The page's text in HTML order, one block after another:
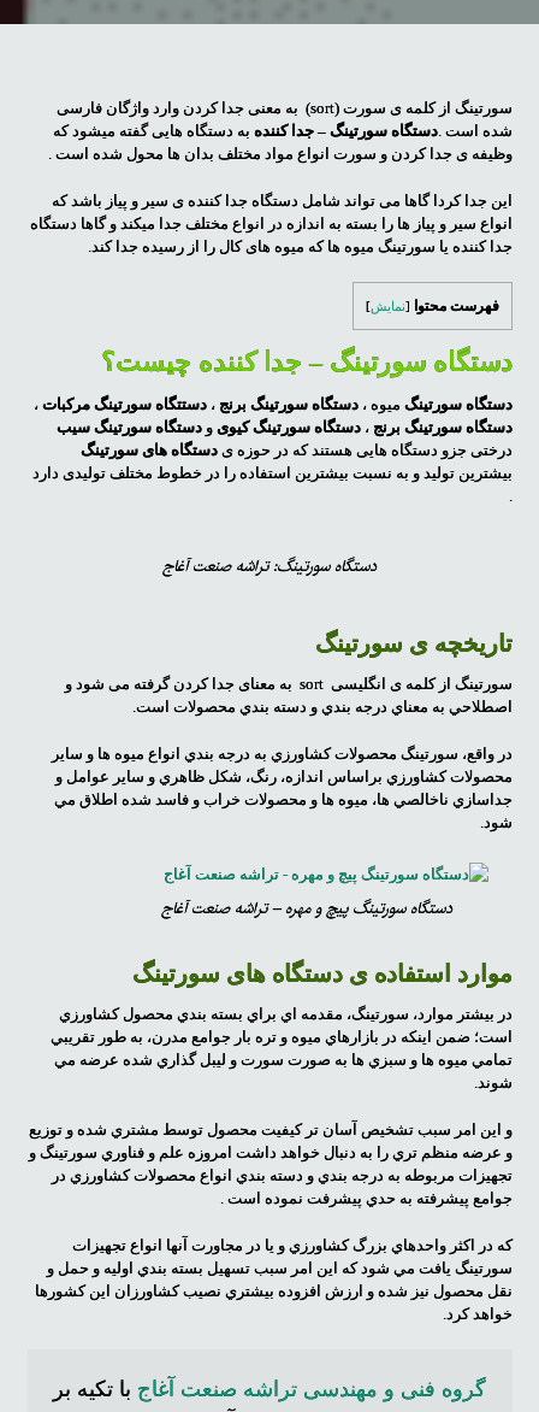
سورتینگ از کلمه ی سورت (sort) به معنی جدا کردن وارد واژگان فارسی
شده است .دستگاه سورتینگ – جدا کننده به دستگاه هایی گفته میشود که
وظیفه ی جدا کردن و سورت انواع مواد مختلف بدان ها محول شده است .
این جدا کردا گاها می تواند شامل دستگاه جدا کننده ی سیر و پیاز باشد که
انواع سیر و پیاز ها را بسته به اندازه در انواع مختلف جدا میکند و گاها دستگاه
جدا کننده یا سورتینگ میوه ها که میوه های کال را از رسیده جدا کند.
فهرست محتوا [نمایش]
دستگاه سورتینگ – جدا کننده چیست؟
دستگاه سورتینگ میوه ،دستگاه سورتینگ برنج ،دستتگاه سورتینگ مرکبات ،
دستگاه سورتینگ برنج ،دستگاه سورتینگ کیوی ودستگاه سورتینگ سیب
درختی جزو دستگاه هایی هستند که در حوزه یدستگاه های سورتینگ
بیشترین تولید و به نسبت بیشترین استفاده را در خطوط مختلف تولیدی دارد
.
دستگاه سورتینگ: تراشه صنعت آغاج
تاریخچه ی سورتینگ
سورتینگ از کلمه ی انگلیسی sort به معنای جدا کردن گرفته می شود و
اصطلاحي به معناي درجه بندي و دسته بندي محصولات است.
در واقع، سورتينگ محصولات کشاورزي به درجه بندي انواع ميوه ها و ساير
محصولات کشاورزي براساس اندازه، رنگ، شکل ظاهري و ساير عوامل و
جداسازي ناخالصي ها، ميوه ها و محصولات خراب و فاسد شده اطلاق مي
شود.
دستگاه سورتینگ پیچ و مهره – تراشه صنعت آغاج
موارد استفاده ی دستگاه های سورتینگ
در بيشتر موارد، سورتينگ، مقدمه اي براي بسته بندي محصول کشاورزي
است؛ ضمن اينکه در بازارهاي ميوه و تره بار جوامع مدرن، به طور تقريبي
تمامي ميوه ها و سبزي ها به صورت سورت و ليبل گذاري شده عرضه مي
شوند.
و اين امر سبب تشخيص آسان تر کيفيت محصول توسط مشتري شده و توزيع
و عرضه منظم تري را به دنبال خواهد داشت امروزه علم و فناوري سورتينگ و
تجهيزات مربوطه به درجه بندي و دسته بندي انواع محصولات کشاورزي در
جوامع پيشرفته به حدي پيشرفت نموده است .
که در اکثر واحدهاي بزرگ کشاورزي و يا در مجاورت آنها انواع تجهيزات
سورتينگ يافت مي شود که اين امر سبب تسهيل بسته بندي اوليه و حمل و
نقل محصول نيز شده و ارزش افزوده بيشتري نصيب کشاورزان اين کشورها
خواهد كرد.
گروه فنی و مهندسی تراشه صنعت آغاج با تکیه بر